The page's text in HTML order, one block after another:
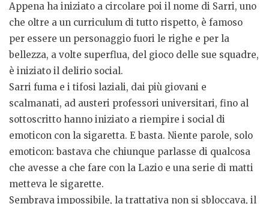
Appena ha iniziato a circolare poi il nome di Sarri, uno
che oltre a un curriculum di tutto rispetto, è famoso
per essere un personaggio fuori le righe e per la
bellezza, a volte superflua, del gioco delle sue squadre,
è iniziato il delirio social.
Sarri fuma e i tifosi laziali, dai più giovani e
scalmanati, ad austeri professori universitari, fino al
sottoscritto hanno iniziato a riempire i social di
emoticon con la sigaretta. E basta. Niente parole, solo
emoticon: bastava che chiunque parlasse di qualcosa
che avesse a che fare con la Lazio e una serie di matti
metteva le sigarette.
Sembrava impossibile, la trattativa non si sbloccava, il